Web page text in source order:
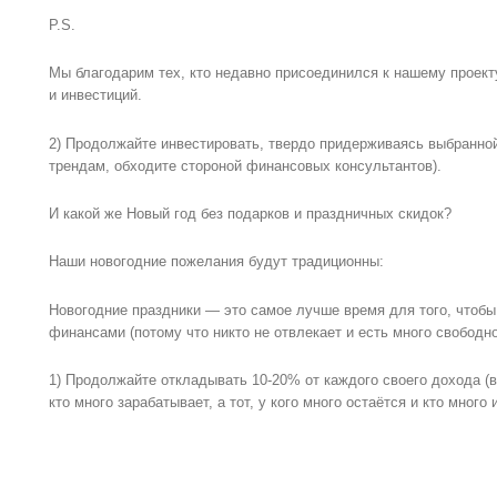
P.S.
Мы благодарим тех, кто недавно присоединился к нашему
и инвестиций.
2) Продолжайте инвестировать, твердо придерживаясь
трендам, обходите стороной финансовых консультантов).
И какой же Новый год без подарков и праздничных скидок?
Наши новогодние пожелания будут традиционны:
Новогодние праздники — это самое лучше время для того,
финансами (потому что никто не отвлекает и есть много
1) Продолжайте откладывать 10-20% от каждого своего дохода
кто много зарабатывает, а тот, у кого много остаётся и кто много